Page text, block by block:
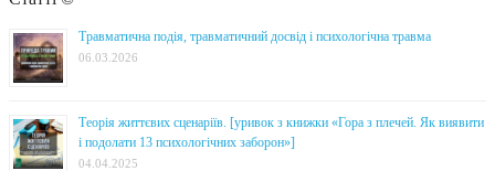
Травматична подія, травматичний досвід і психологічна травма
06.03.2026
Теорія життєвих сценаріїв. [уривок з книжки «Гора з плечей. Як виявити
і подолати 13 психологічних заборон»]
04.04.2025